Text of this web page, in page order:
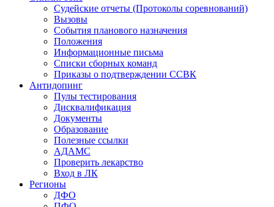
Судейские отчеты (Протоколы соревнований)
Вызовы
События планового назначения
Положения
Информационные письма
Списки сборных команд
Приказы о подтверждении ССВК
Антидопинг
Пулы тестирования
Дисквалификация
Документы
Образование
Полезные ссылки
АДАМС
Проверить лекарство
Вход в ЛК
Регионы
ДФО